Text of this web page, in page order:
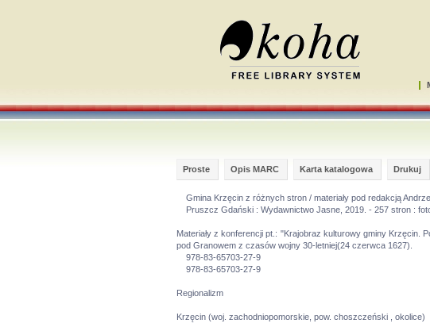
Proste Opis MARC Karta katalogowa Drukuj
Gmina Krzęcin z różnych stron / materiały pod redakcją
Pruszcz Gdański : Wydawnictwo Jasne, 2019. - 257 stron :
Materiały z konferencji pt.: "Krajobraz kulturowy gminy Krzęcin.
pod Granowem z czasów wojny 30-letniej(24 czerwca 1627).
978-83-65703-27-9
978-83-65703-27-9
Regionalizm
Krzęcin (woj. zachodniopomorskie, pow. choszczeński , okolice)